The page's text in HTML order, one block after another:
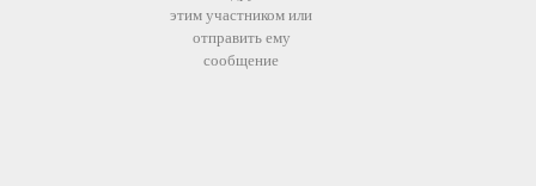
этим участником или
отправить ему
сообщение